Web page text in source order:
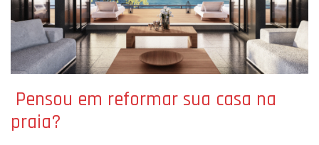
Pensou em reformar sua casa na
praia?